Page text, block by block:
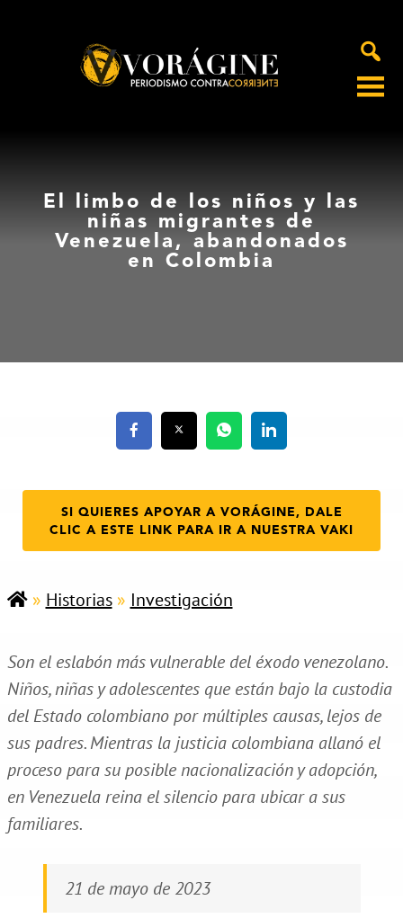
El limbo de los niños y las
niñas migrantes de
Venezuela, abandonados
en Colombia
SI QUIERES APOYAR A VORÁGINE, DALE
CLIC A ESTE LINK PARA IR A NUESTRA VAKI
» Historias» Investigación
Son el eslabón más vulnerable del éxodo venezolano.
Niños, niñas y adolescentes que están bajo la custodia
del Estado colombiano por múltiples causas, lejos de
sus padres. Mientras la justicia colombiana allanó el
proceso para su posible nacionalización y adopción,
en Venezuela reina el silencio para ubicar a sus
familiares.
21 de mayo de 2023